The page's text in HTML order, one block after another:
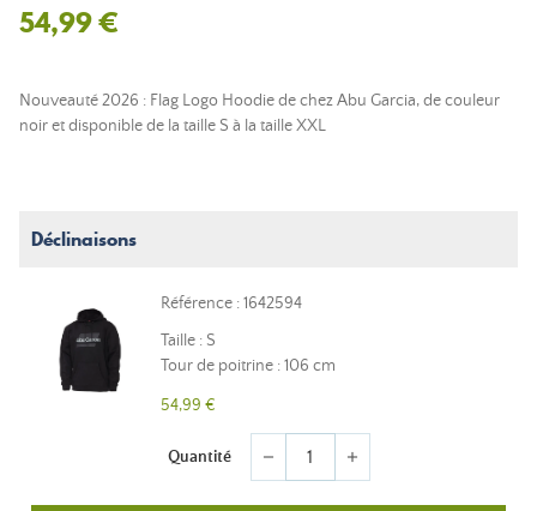
54,99 €
Nouveauté 2026 : Flag Logo Hoodie de chez Abu Garcia, de couleur
noir et disponible de la taille S à la taille XXL
Déclinaisons
Référence : 1642594
Taille : S
Tour de poitrine : 106 cm
54,99 €
Quantité remove add